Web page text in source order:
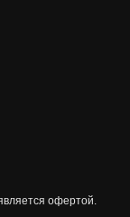
офертой.